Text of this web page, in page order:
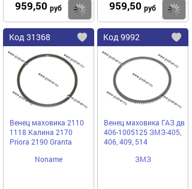
959,50 руб Купить
959,50 руб
Код 31368
Добавить
избранное
Венец маховика 2110
1118 Калина 2170
Priora 2190 Granta
Noname
Код 9992
Венец маховика ГАЗ дв
406-1005125 ЗМЗ-405,
406, 409, 514
ЗМЗ